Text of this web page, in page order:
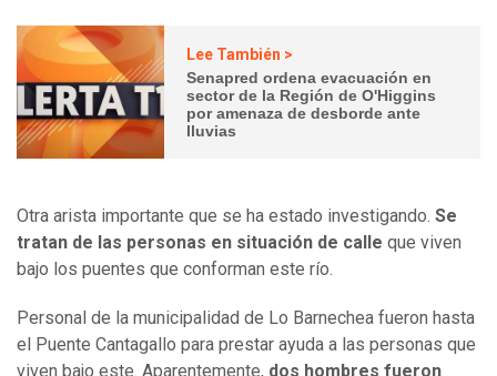
Lee También >
Senapred ordena evacuación en
sector de la Región de O'Higgins
por amenaza de desborde ante
lluvias
Otra arista importante que se ha estado investigando. Se
tratan de las personas en situación de calle que viven
bajo los puentes que conforman este río.
Personal de la municipalidad de Lo Barnechea fueron hasta
el Puente Cantagallo para prestar ayuda a las personas que
viven bajo este. Aparentemente, dos hombres fueron